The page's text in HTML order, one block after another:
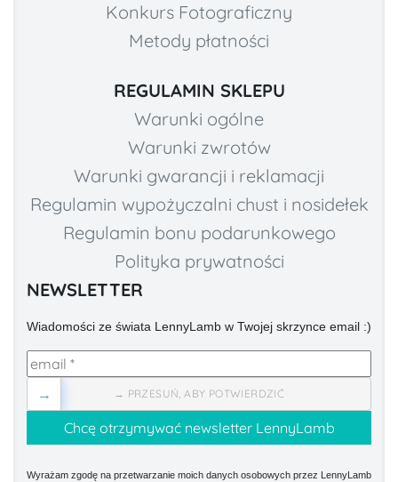
Konkurs Fotograficzny
Metody płatności
REGULAMIN SKLEPU
Warunki ogólne
Warunki zwrotów
Warunki gwarancji i reklamacji
Regulamin wypożyczalni chust i nosidełek
Regulamin bonu podarunkowego
Polityka prywatności
NEWSLETTER
Wiadomości ze świata LennyLamb w Twojej skrzynce email :)
→ PRZESUŃ, ABY POTWIERDZIĆ
→
Wyrażam zgodę na przetwarzanie moich danych osobowych przez LennyLamb